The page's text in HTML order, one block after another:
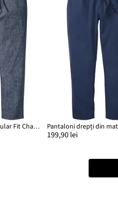
Pantaloni chino Regular Fit Chambray, Straight
199,90 lei